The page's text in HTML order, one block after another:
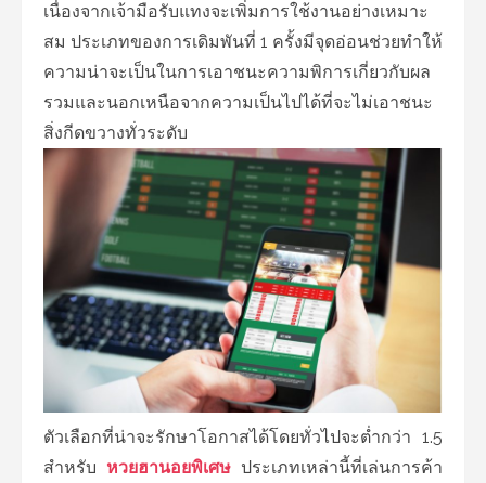
เนื่องจากเจ้ามือรับแทงจะเพิ่มการใช้งานอย่างเหมาะ
สม ประเภทของการเดิมพันที่ 1 ครั้งมีจุดอ่อนช่วยทำให้
ความน่าจะเป็นในการเอาชนะความพิการเกี่ยวกับผล
รวมและนอกเหนือจากความเป็นไปได้ที่จะไม่เอาชนะ
สิ่งกีดขวางทั่วระดับ
ตัวเลือกที่น่าจะรักษาโอกาสได้โดยทั่วไปจะต่ำกว่า 1.5
สำหรับ หวยฮานอยพิเศษ ประเภทเหล่านี้ที่เล่นการค้า